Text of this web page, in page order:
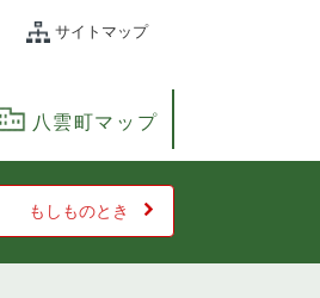
サイトマップ
八雲町マップ
もしものとき